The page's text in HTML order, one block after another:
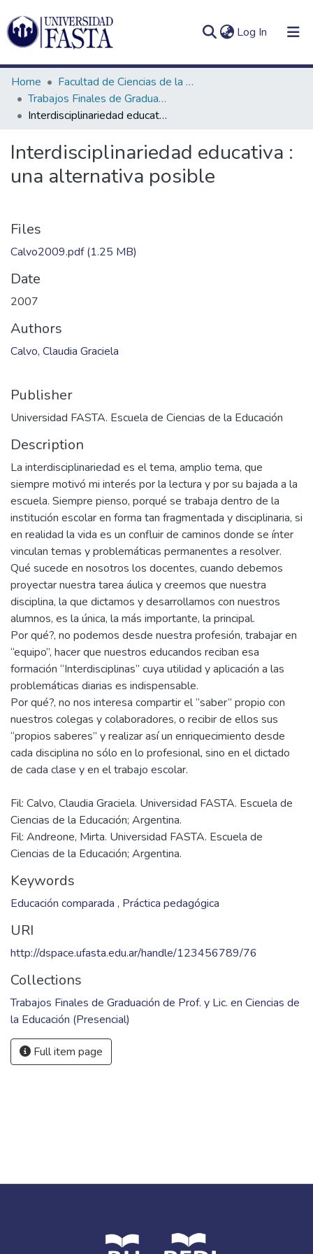
Log In (current)
Communities
&
Collections
In(current)
Home
Facultad de Ciencias de la Educación
Trabajos Finales de Graduación de Prof. y Lic. en Ciencias de la Educación (Presencial)
Interdisciplinariedad educativa : una alternativa posible
Interdisciplinariedad educativa :
una alternativa posible
Files
Calvo2009.pdf(1.25 MB)
Date
2007
Authors
Calvo, Claudia Graciela
Publisher
Universidad FASTA. Escuela de Ciencias de la Educación
Description
La interdisciplinariedad es el tema, amplio tema, que
siempre motivó mi interés por la lectura y por su bajada a la
escuela. Siempre pienso, porqué se trabaja dentro de la
institución escolar en forma tan fragmentada y disciplinaria, si
en realidad la vida es un confluir de caminos donde se ínter
vinculan temas y problemáticas permanentes a resolver.
Qué sucede en nosotros los docentes, cuando debemos
proyectar nuestra tarea áulica y creemos que nuestra
disciplina, la que dictamos y desarrollamos con nuestros
alumnos, es la única, la más importante, la principal.
Por qué?, no podemos desde nuestra profesión, trabajar en
“equipo”, hacer que nuestros educandos reciban esa
formación “Interdisciplinas” cuya utilidad y aplicación a las
problemáticas diarias es indispensable.
Por qué?, no nos interesa compartir el “saber” propio con
nuestros colegas y colaboradores, o recibir de ellos sus
“propios saberes” y realizar así un enriquecimiento desde
cada disciplina no sólo en lo profesional, sino en el dictado
Fil: Calvo, Claudia Graciela. Universidad FASTA. Escuela de
Ciencias de la Educación; Argentina.
Fil: Andreone, Mirta. Universidad FASTA. Escuela de
Ciencias de la Educación; Argentina.
Keywords
Educación comparada , Práctica pedagógica
URI
http://dspace.ufasta.edu.ar/handle/123456789/76
Collections
Trabajos Finales de Graduación de Prof. y Lic. en Ciencias de
la Educación (Presencial)
Full item page